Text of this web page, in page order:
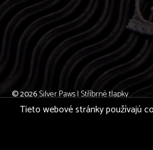
© 2026Silver Paws | Stříbrné tlapky
Tieto webové stránky používajú